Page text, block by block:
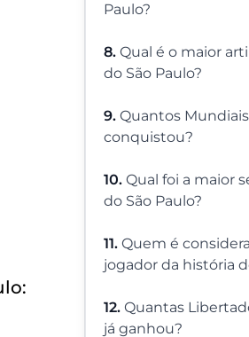
Paulo?
8. Qual é o maior
do São Paulo?
9. Quantos Mundiais
conquistou?
10. Qual foi a maior
do São Paulo?
11. Quem é
jogador da história
12. Quantas
já ganhou?